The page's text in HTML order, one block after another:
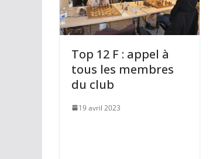
Top 12 F : appel à
tous les membres
du club
19 avril 2023